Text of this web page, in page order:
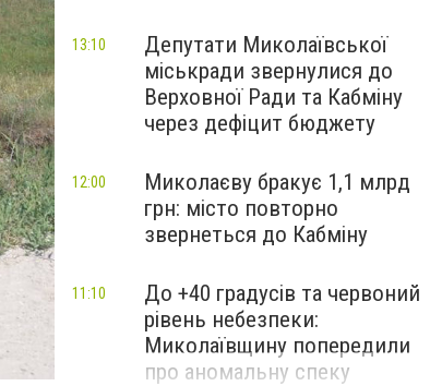
Депутати Миколаївської
міськради звернулися до
Верховної Ради та Кабміну
через дефіцит бюджету
13:10
Миколаєву бракує 1,1 млрд
грн: місто повторно
звернеться до Кабміну
12:00
До +40 градусів та червоний
рівень небезпеки:
Миколаївщину попередили
про аномальну спеку
11:10